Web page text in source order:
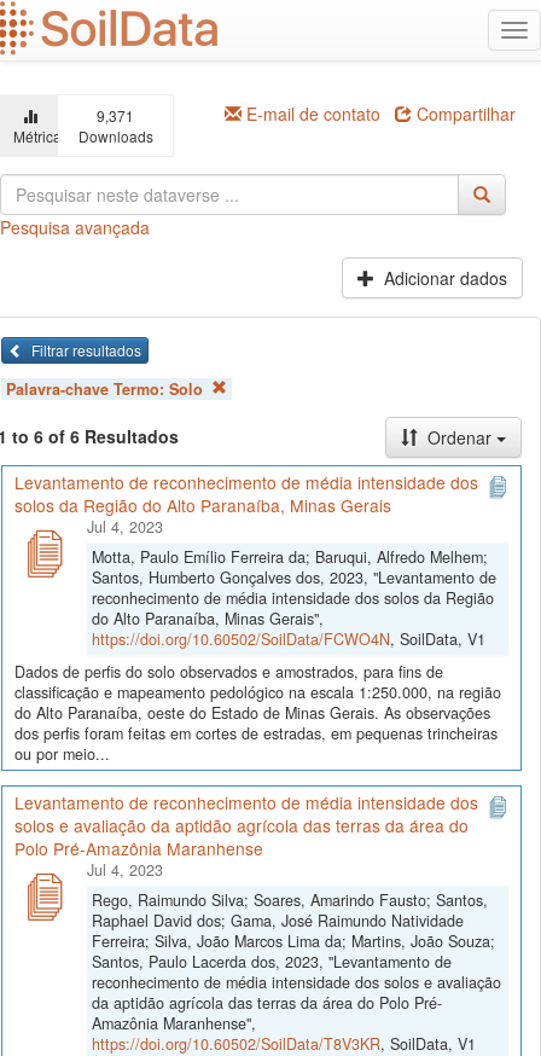
Ir
para
o
principal
Métricas
9,371
Downloads
E-mail de contato Compartilhar
Pesquisa avançada
Adicionar dados
Filtrar resultados
Palavra-chave Termo: Solo
to 6 of 6 Resultados
Ordenar
Levantamento de reconhecimento de média intensidade dos
solos da Região do Alto Paranaíba, Minas Gerais
Jul 4, 2023
Motta, Paulo Emílio Ferreira da; Baruqui, Alfredo Melhem;
Santos, Humberto Gonçalves dos, 2023, "Levantamento de
reconhecimento de média intensidade dos solos da Região
do Alto Paranaíba, Minas Gerais",
https://doi.org/10.60502/SoilData/FCWO4N, SoilData, V1
Dados de perfis do solo observados e amostrados, para fins de
classificação e mapeamento pedológico na escala 1:250.000, na região
do Alto Paranaíba, oeste do Estado de Minas Gerais. As observações
dos perfis foram feitas em cortes de estradas, em pequenas trincheiras
ou por meio...
Levantamento de reconhecimento de média intensidade dos
solos e avaliação da aptidão agrícola das terras da área do
Polo Pré-Amazônia Maranhense
Jul 4, 2023
Rego, Raimundo Silva; Soares, Amarindo Fausto; Santos,
Raphael David dos; Gama, José Raimundo Natividade
Ferreira; Silva, João Marcos Lima da; Martins, João Souza;
Santos, Paulo Lacerda dos, 2023, "Levantamento de
reconhecimento de média intensidade dos solos e avaliação
da aptidão agrícola das terras da área do Polo Pré-
Amazônia Maranhense",
https://doi.org/10.60502/SoilData/T8V3KR, SoilData, V1